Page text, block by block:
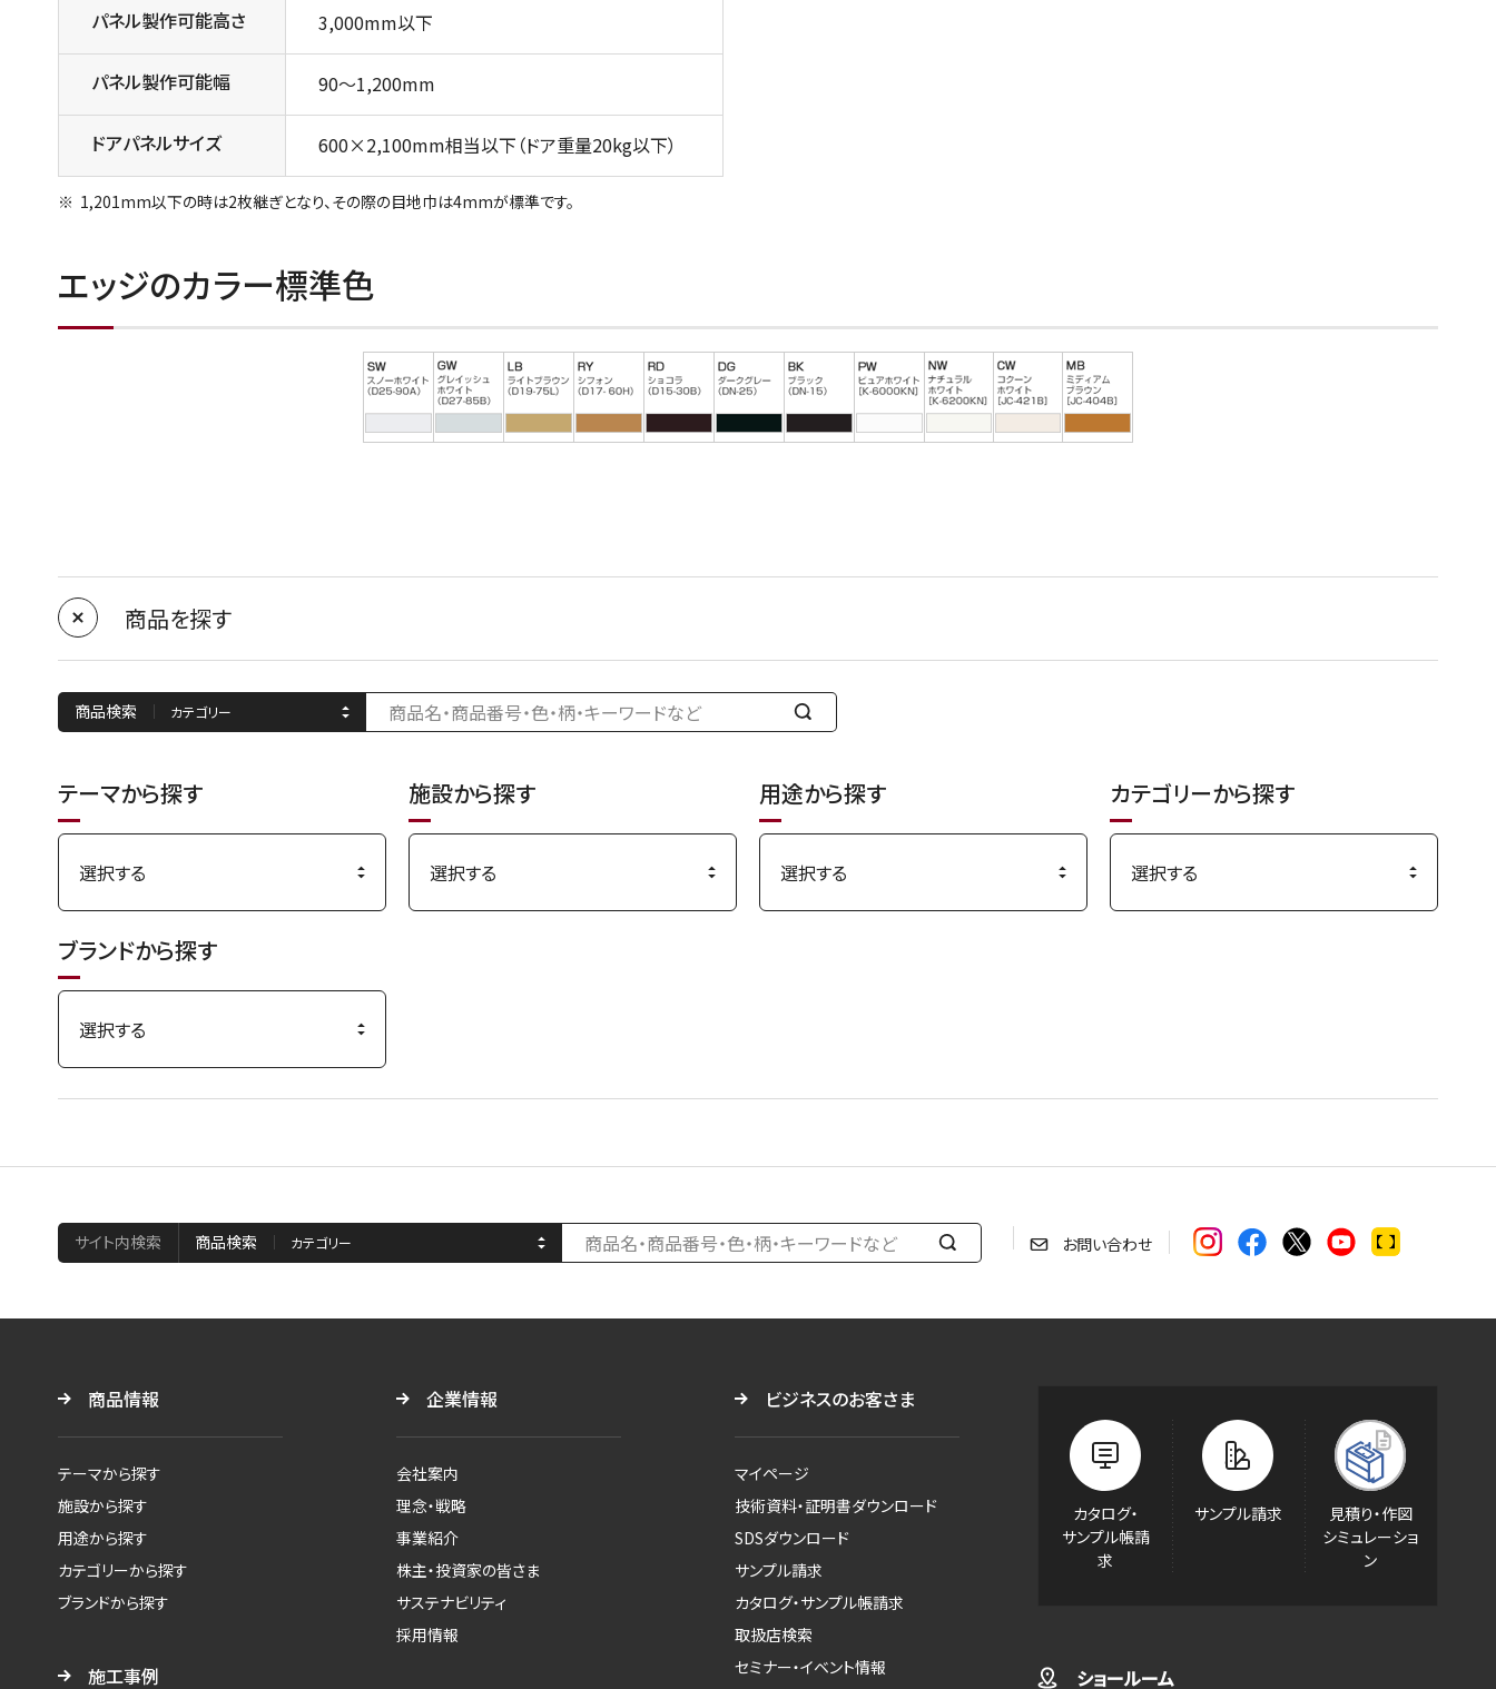
パネル製作可能高さ 3,000mm以下
パネル製作可能幅 90～1,200mm
ドアパネルサイズ 600×2,100mm相当以下（ドア重量20kg以下）
1,201mm以下の時は2枚継ぎとなり、その際の目地巾は4mmが標準です。
エッジのカラー標準色
商品を探す
商品検索
検
す
テーマから探す 施設から探す 用途から探す カテゴリーから探す
ブランドから探す
サイト内検索 商品検索
検
す
お問い合わせ
商品情報
テーマから探す
施設から探す
用途から探す
カテゴリーから探す
ブランドから探す
施工事例
企業情報
会社案内
理念・戦略
事業紹介
株主・投資家の皆さま
サステナビリティ
採用情報
ビジネスのお客さま
マイページ
技術資料・証明書ダウンロード
SDSダウンロード
サンプル請求
カタログ・サンプル帳請求
取扱店検索
セミナー・イベント情報
カタログ・
サンプル帳請
求
サンプル請求
見積り・作図
シミュレーショ
ン
ショールーム